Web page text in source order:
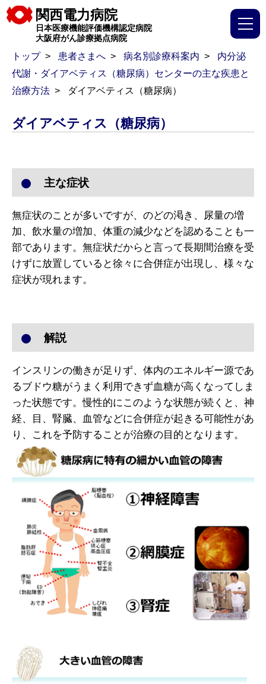
関西電力病院
日本医療機能評価機構認定病院
大阪府がん診療拠点病院
トップ 患者さまへ 病名別診療科案内
内分泌
代謝・ダイアベティス（糖尿病）センターの主な疾患と
治療方法
ダイアベティス（糖尿病）
ダイアベティス（糖尿病）
主な症状
無症状のことが多いですが、のどの渇き、尿量の増
加、飲水量の増加、体重の減少などを認めることも一
部であります。無症状だからと言って長期間治療を受
けずに放置していると徐々に合併症が出現し、様々な
症状が現れます。
解説
インスリンの働きが足りず、体内のエネルギー源であ
るブドウ糖がうまく利用できず血糖が高くなってしま
った状態です。慢性的にこのような状態が続くと、神
経、目、腎臓、血管などに合併症が起きる可能性があ
り、これを予防することが治療の目的となります。